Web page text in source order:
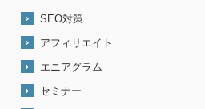
SEO対策
アフィリエイト
エニアグラム
セミナー